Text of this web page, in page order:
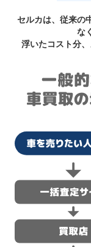
セルカは、従来の
な
浮いたコスト分